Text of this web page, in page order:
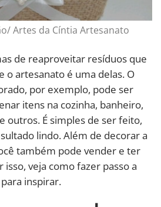
Artes da Cíntia Artesanato
de reaproveitar resíduos que
o artesanato é uma delas. O
por exemplo, pode ser
itens na cozinha, banheiro,
outros. É simples de ser feito,
lindo. Além de decorar a
também pode vender e ter
veja como fazer passo a
inspirar.